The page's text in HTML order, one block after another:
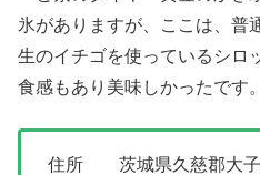
氷がありますが、ここは、普
生のイチゴを使っているシロ
食感もあり美味しかったです。
住所 茨城県久慈郡大子